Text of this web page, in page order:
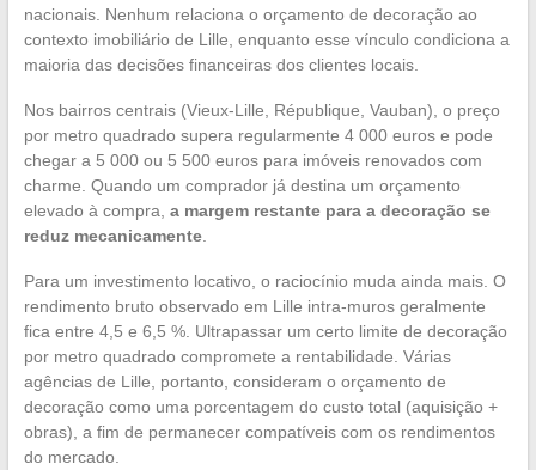
nacionais. Nenhum relaciona o orçamento de decoração ao
contexto imobiliário de Lille, enquanto esse vínculo condiciona a
maioria das decisões financeiras dos clientes locais.
Nos bairros centrais (Vieux-Lille, République, Vauban), o preço
por metro quadrado supera regularmente 4 000 euros e pode
chegar a 5 000 ou 5 500 euros para imóveis renovados com
charme. Quando um comprador já destina um orçamento
elevado à compra, a margem restante para a decoração se
reduz mecanicamente.
Para um investimento locativo, o raciocínio muda ainda mais. O
rendimento bruto observado em Lille intra-muros geralmente
fica entre 4,5 e 6,5 %. Ultrapassar um certo limite de decoração
por metro quadrado compromete a rentabilidade. Várias
agências de Lille, portanto, consideram o orçamento de
decoração como uma porcentagem do custo total (aquisição +
obras), a fim de permanecer compatíveis com os rendimentos
do mercado.